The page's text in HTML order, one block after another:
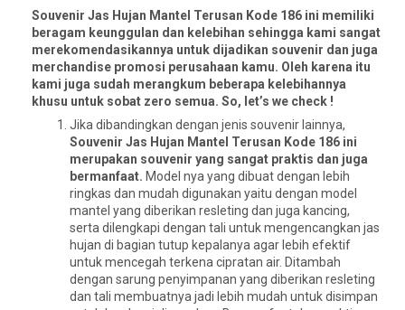
Souvenir Jas Hujan Mantel Terusan Kode 186 ini memiliki
beragam keunggulan dan kelebihan sehingga kami sangat
merekomendasikannya untuk dijadikan souvenir dan juga
merchandise promosi perusahaan kamu. Oleh karena itu
kami juga sudah merangkum beberapa kelebihannya
khusu untuk sobat zero semua. So, let’s we check !
Jika dibandingkan dengan jenis souvenir lainnya,
Souvenir Jas Hujan Mantel Terusan Kode 186 ini
merupakan souvenir yang sangat praktis dan juga
bermanfaat. Model nya yang dibuat dengan lebih
ringkas dan mudah digunakan yaitu dengan model
mantel yang diberikan resleting dan juga kancing,
serta dilengkapi dengan tali untuk mengencangkan jas
hujan di bagian tutup kepalanya agar lebih efektif
untuk mencegah terkena cipratan air. Ditambah
dengan sarung penyimpanan yang diberikan resleting
dan tali membuatnya jadi lebih mudah untuk disimpan